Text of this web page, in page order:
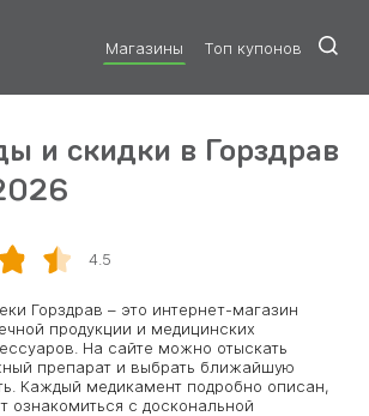
Магазины Топ купонов
и скидки в Горздрав
4.5
Горздрав – это интернет-магазин
продукции и медицинских
На сайте можно отыскать
препарат и выбрать ближайшую
Каждый медикамент подробно описан,
ознакомиться с доскональной